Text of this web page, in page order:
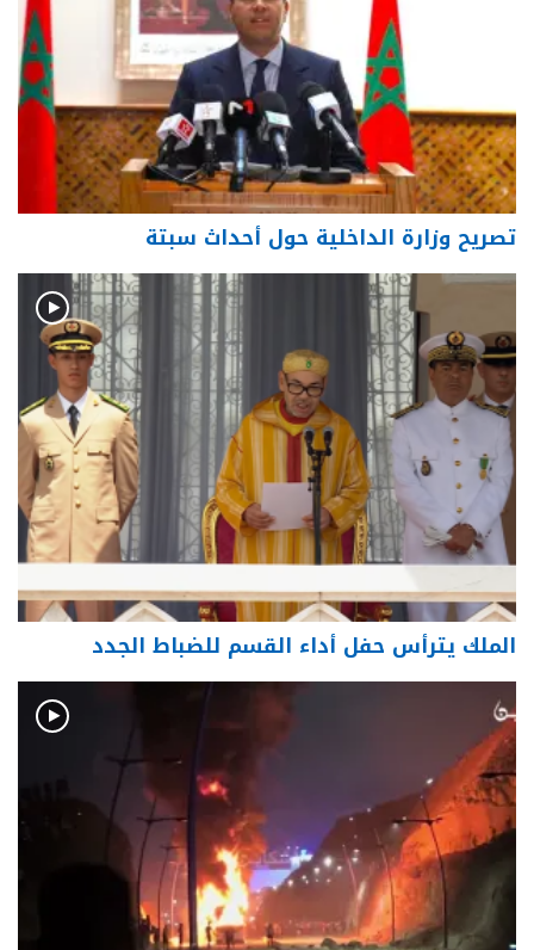
تصريح وزارة الداخلية حول أحداث سبتة
الملك يترأس حفل أداء القسم للضباط الجدد